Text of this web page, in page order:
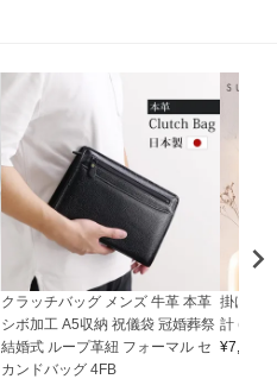
クラッチバッグ メンズ 牛革 本革
シボ加工 A5収納 祝儀袋 冠婚葬祭
結婚式 ループ革紐 フォーマル セ
カンドバッグ 4FB
掛け時
計
¥7,150